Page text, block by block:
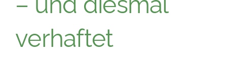
verhaftet